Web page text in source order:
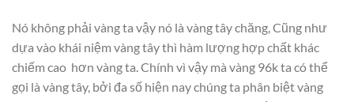
Nó không phải vàng ta vậy nó là vàng tây chăng, Cũng như
dựa vào khái niệm vàng tây thì hàm lượng hợp chất khác
chiếm cao hơn vàng ta. Chính vì vậy mà vàng 96k ta có thể
gọi là vàng tây, bởi đa số hiện nay chúng ta phân biệt vàng